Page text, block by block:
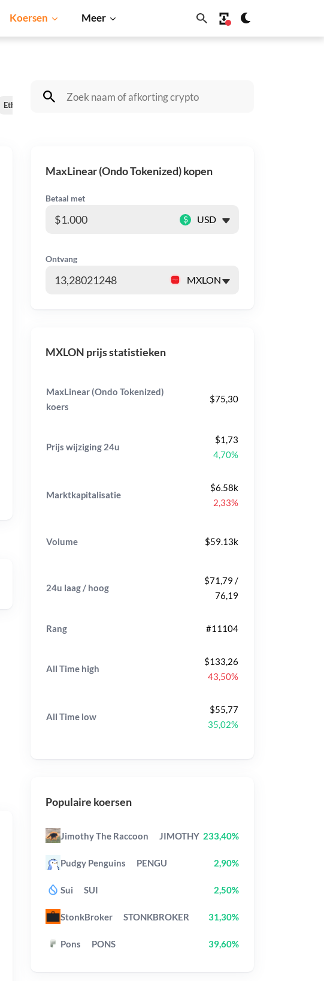
Koersen Meer
Ethereum Cardano Dogecoin
MaxLinear (Ondo Tokenized) kopen
Betaal met
$
Ontvang
MXLON prijs statistieken
MaxLinear (Ondo Tokenized)
koers
$75,30
Prijs wijziging 24u
$1,73
4,70%
Marktkapitalisatie
$6.58k
2,33%
Volume $59.13k
24u laag / hoog
$71,79 /
76,19
Rang #11104
All Time high
$133,26
43,50%
All Time low
$55,77
35,02%
Populaire koersen
Jimothy The Raccoon JIMOTHY 233,40%
Pudgy Penguins PENGU 2,90%
Sui SUI 2,50%
StonkBroker STONKBROKER 31,30%
Pons PONS 39,60%